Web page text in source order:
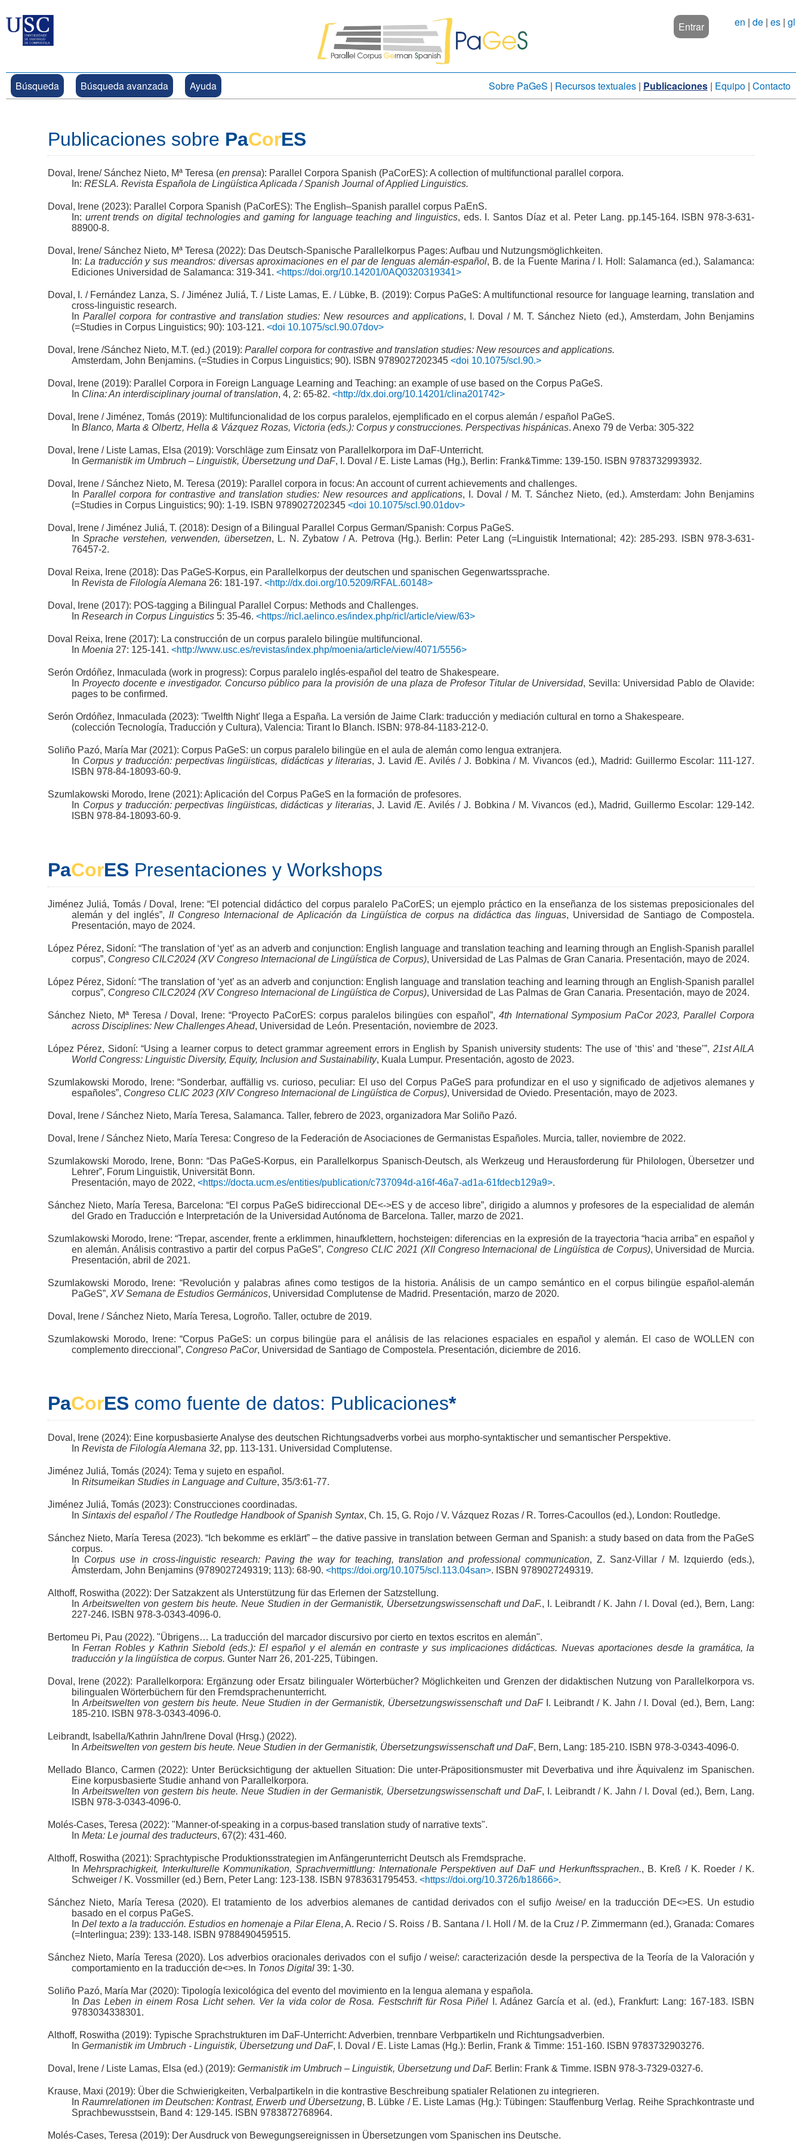
Entrar en | de| es| gl
Búsqueda Búsqueda avanzada Ayuda Sobre PaGeS | Recursos textuales| Publicaciones| Equipo| Contacto
Publicaciones sobre PaCorES
Doval, Irene/ Sánchez Nieto, Mª Teresa (en prensa): Parallel Corpora Spanish (PaCorES): A collection of multifunctional parallel corpora.
In: RESLA. Revista Española de Lingüística Aplicada / Spanish Journal of Applied Linguistics.
Doval, Irene (2023): Parallel Corpora Spanish (PaCorES): The English–Spanish parallel corpus PaEnS.
In: urrent trends on digital technologies and gaming for language teaching and linguistics, eds. I. Santos Díaz et al. Peter Lang. pp.145-164. ISBN 978-3-631-
88900-8.
Doval, Irene/ Sánchez Nieto, Mª Teresa (2022): Das Deutsch-Spanische Parallelkorpus Pages: Aufbau und Nutzungsmöglichkeiten.
In: La traducción y sus meandros: diversas aproximaciones en el par de lenguas alemán-español, B. de la Fuente Marina / I. Holl: Salamanca (ed.), Salamanca:
Ediciones Universidad de Salamanca: 319-341. <https://doi.org/10.14201/0AQ0320319341>
Doval, I. / Fernández Lanza, S. / Jiménez Juliá, T. / Liste Lamas, E. / Lübke, B. (2019): Corpus PaGeS: A multifunctional resource for language learning, translation and
cross-linguistic research.
InParallel corpora for contrastive and translation studies: New resources and applications, I. Doval / M. T. Sánchez Nieto (ed.), Amsterdam, John Benjamins
(=Studies in Corpus Linguistics; 90): 103-121. <doi 10.1075/scl.90.07dov>
Doval, Irene /Sánchez Nieto, M.T. (ed.) (2019): Parallel corpora for contrastive and translation studies: New resources and applications.
Amsterdam, John Benjamins. (=Studies in Corpus Linguistics; 90). ISBN 9789027202345 <doi 10.1075/scl.90.>
Doval, Irene (2019): Parallel Corpora in Foreign Language Learning and Teaching: an example of use based on the Corpus PaGeS.
In Clina: An interdisciplinary journal of translation, 4, 2: 65-82. <http://dx.doi.org/10.14201/clina201742>
Doval, Irene / Jiménez, Tomás (2019): Multifuncionalidad de los corpus paralelos, ejemplificado en el corpus alemán / español PaGeS.
In Blanco, Marta & Olbertz, Hella & Vázquez Rozas, Victoria (eds.): Corpus y construcciones. Perspectivas hispánicas. Anexo 79 de Verba: 305-322
Doval, Irene / Liste Lamas, Elsa (2019): Vorschläge zum Einsatz von Parallelkorpora im DaF-Unterricht.
In Germanistik im Umbruch – Linguistik, Übersetzung und DaF, I. Doval / E. Liste Lamas (Hg.), Berlin: Frank&Timme: 139-150. ISBN 9783732993932.
Doval, Irene / Sánchez Nieto, M. Teresa (2019): Parallel corpora in focus: An account of current achievements and challenges.
In Parallel corpora for contrastive and translation studies: New resources and applications, I. Doval / M. T. Sánchez Nieto, (ed.). Amsterdam: John Benjamins
(=Studies in Corpus Linguistics; 90): 1-19. ISBN 9789027202345 <doi 10.1075/scl.90.01dov>
Doval, Irene / Jiménez Juliá, T. (2018): Design of a Bilingual Parallel Corpus German/Spanish: Corpus PaGeS.
InSprache verstehen, verwenden, übersetzen, L. N. Zybatow / A. Petrova (Hg.). Berlin: Peter Lang (=Linguistik International; 42): 285-293. ISBN 978-3-631-
76457-2.
Doval Reixa, Irene (2018): Das PaGeS-Korpus, ein Parallelkorpus der deutschen und spanischen Gegenwartssprache.
In Revista de Filología Alemana 26: 181-197. <http://dx.doi.org/10.5209/RFAL.60148>
Doval, Irene (2017): POS-tagging a Bilingual Parallel Corpus: Methods and Challenges.
In Research in Corpus Linguistics 5: 35-46. <https://ricl.aelinco.es/index.php/ricl/article/view/63>
Doval Reixa, Irene (2017): La construcción de un corpus paralelo bilingüe multifuncional.
In Moenia 27: 125-141. <http://www.usc.es/revistas/index.php/moenia/article/view/4071/5556>
Serón Ordóñez, Inmaculada (work in progress): Corpus paralelo inglés-español del teatro de Shakespeare.
In Proyecto docente e investigador. Concurso público para la provisión de una plaza de Profesor Titular de Universidad, Sevilla: Universidad Pablo de Olavide:
pages to be confirmed.
Serón Ordóñez, Inmaculada (2023): 'Twelfth Night' llega a España. La versión de Jaime Clark: traducción y mediación cultural en torno a Shakespeare.
(colección Tecnología, Traducción y Cultura), Valencia: Tirant lo Blanch. ISBN: 978-84-1183-212-0.
Soliño Pazó, María Mar (2021): Corpus PaGeS: un corpus paralelo bilingüe en el aula de alemán como lengua extranjera.
In Corpus y traducción: perpectivas lingüisticas, didácticas y literarias, J. Lavid /E. Avilés / J. Bobkina / M. Vivancos (ed.), Madrid: Guillermo Escolar: 111-127.
ISBN 978-84-18093-60-9.
Szumlakowski Morodo, Irene (2021): Aplicación del Corpus PaGeS en la formación de profesores.
In Corpus y traducción: perpectivas lingüisticas, didácticas y literarias, J. Lavid /E. Avilés / J. Bobkina / M. Vivancos (ed.), Madrid, Guillermo Escolar: 129-142.
ISBN 978-84-18093-60-9.
PaCorES Presentaciones y Workshops
Jiménez Juliá, Tomás / Doval, Irene: “El potencial didáctico del corpus paralelo PaCorES; un ejemplo práctico en la enseñanza de los sistemas preposicionales del
alemán y del inglés”, II Congreso Internacional de Aplicación da Lingüística de corpus na didáctica das linguas, Universidad de Santiago de Compostela.
Presentación, mayo de 2024.
López Pérez, Sidoní: “The translation of ‘yet’ as an adverb and conjunction: English language and translation teaching and learning through an English-Spanish parallel
corpus”, Congreso CILC2024 (XV Congreso Internacional de Lingüística de Corpus), Universidad de Las Palmas de Gran Canaria. Presentación, mayo de 2024.
López Pérez, Sidoní: “The translation of ‘yet’ as an adverb and conjunction: English language and translation teaching and learning through an English-Spanish parallel
corpus”, Congreso CILC2024 (XV Congreso Internacional de Lingüística de Corpus), Universidad de Las Palmas de Gran Canaria. Presentación, mayo de 2024.
Sánchez Nieto, Mª Teresa / Doval, Irene: “Proyecto PaCorES: corpus paralelos bilingües con español”, 4th International Symposium PaCor 2023, Parallel Corpora
across Disciplines: New Challenges Ahead, Universidad de León. Presentación, noviembre de 2023.
López Pérez, Sidoní: “Using a learner corpus to detect grammar agreement errors in English by Spanish university students: The use of ‘this’ and ‘these’”, 21st AILA
World Congress: Linguistic Diversity, Equity, Inclusion and Sustainability, Kuala Lumpur. Presentación, agosto de 2023.
Szumlakowski Morodo, Irene: “Sonderbar, auffällig vs. curioso, peculiar: El uso del Corpus PaGeS para profundizar en el uso y significado de adjetivos alemanes y
españoles”, Congreso CLIC 2023 (XIV Congreso Internacional de Lingüística de Corpus), Universidad de Oviedo. Presentación, mayo de 2023.
Doval, Irene / Sánchez Nieto, María Teresa, Salamanca. Taller, febrero de 2023, organizadora Mar Soliño Pazó.
Doval, Irene / Sánchez Nieto, María Teresa: Congreso de la Federación de Asociaciones de Germanistas Españoles. Murcia, taller, noviembre de 2022.
Szumlakowski Morodo, Irene, Bonn: “Das PaGeS-Korpus, ein Parallelkorpus Spanisch-Deutsch, als Werkzeug und Herausforderung für Philologen, Übersetzer und
Lehrer”, Forum Linguistik, Universität Bonn.
Presentación, mayo de 2022, <https://docta.ucm.es/entities/publication/c737094d-a16f-46a7-ad1a-61fdecb129a9>.
Sánchez Nieto, María Teresa, Barcelona: “El corpus PaGeS bidireccional DE<->ES y de acceso libre”, dirigido a alumnos y profesores de la especialidad de alemán
del Grado en Traducción e Interpretación de la Universidad Autónoma de Barcelona. Taller, marzo de 2021.
Szumlakowski Morodo, Irene: “Trepar, ascender, frente a erklimmen, hinaufklettern, hochsteigen: diferencias en la expresión de la trayectoria “hacia arriba” en español y
en alemán. Análisis contrastivo a partir del corpus PaGeS”, Congreso CLIC 2021 (XII Congreso Internacional de Lingüística de Corpus), Universidad de Murcia.
Presentación, abril de 2021.
Szumlakowski Morodo, Irene: “Revolución y palabras afines como testigos de la historia. Análisis de un campo semántico en el corpus bilingüe español-alemán
PaGeS”, XV Semana de Estudios Germánicos, Universidad Complutense de Madrid. Presentación, marzo de 2020.
Doval, Irene / Sánchez Nieto, María Teresa, Logroño. Taller, octubre de 2019.
Szumlakowski Morodo, Irene: “Corpus PaGeS: un corpus bilingüe para el análisis de las relaciones espaciales en español y alemán. El caso de WOLLEN con
complemento direccional”, Congreso PaCor, Universidad de Santiago de Compostela. Presentación, diciembre de 2016.
PaCorES como fuente de datos: Publicaciones*
Doval, Irene (2024): Eine korpusbasierte Analyse des deutschen Richtungsadverbs vorbei aus morpho-syntaktischer und semantischer Perspektive.
In Revista de Filología Alemana 32, pp. 113-131. Universidad Complutense.
Jiménez Juliá, Tomás (2024): Tema y sujeto en español.
In Ritsumeikan Studies in Language and Culture, 35/3:61-77.
Jiménez Juliá, Tomás (2023): Construcciones coordinadas.
In Sintaxis del español / The Routledge Handbook of Spanish Syntax, Ch. 15, G. Rojo / V. Vázquez Rozas / R. Torres-Cacoullos (ed.), London: Routledge.
Sánchez Nieto, María Teresa (2023). “Ich bekomme es erklärt” – the dative passive in translation between German and Spanish: a study based on data from the PaGeS
corpus.
In Corpus use in cross-linguistic research: Paving the way for teaching, translation and professional communication, Z. Sanz-Villar / M. Izquierdo (eds.),
Ámsterdam, John Benjamins (9789027249319; 113): 68-90. <https://doi.org/10.1075/scl.113.04san>. ISBN 9789027249319.
Althoff, Roswitha (2022): Der Satzakzent als Unterstützung für das Erlernen der Satzstellung.
In Arbeitswelten von gestern bis heute. Neue Studien in der Germanistik, Übersetzungswissenschaft und DaF., I. Leibrandt / K. Jahn / I. Doval (ed.), Bern, Lang:
227-246. ISBN 978-3-0343-4096-0.
Bertomeu Pi, Pau (2022). "Übrigens… La traducción del marcador discursivo por cierto en textos escritos en alemán".
InFerran Robles y Kathrin Siebold (eds.): El español y el alemán en contraste y sus implicaciones didácticas. Nuevas aportaciones desde la gramática, la
traducción y la lingüística de corpus. Gunter Narr 26, 201-225, Tübingen.
Doval, Irene (2022): Parallelkorpora: Ergänzung oder Ersatz bilingualer Wörterbücher? Möglichkeiten und Grenzen der didaktischen Nutzung von Parallelkorpora vs.
bilingualen Wörterbüchern für den Fremdsprachenunterricht.
InArbeitswelten von gestern bis heute. Neue Studien in der Germanistik, Übersetzungswissenschaft und DaFI. Leibrandt / K. Jahn / I. Doval (ed.), Bern, Lang:
185-210. ISBN 978-3-0343-4096-0.
Leibrandt, Isabella/Kathrin Jahn/Irene Doval (Hrsg.) (2022).
In Arbeitswelten von gestern bis heute. Neue Studien in der Germanistik, Übersetzungswissenschaft und DaF, Bern, Lang: 185-210. ISBN 978-3-0343-4096-0.
Mellado Blanco, Carmen (2022): Unter Berücksichtigung der aktuellen Situation: Die unter-Präpositionsmuster mit Deverbativa und ihre Äquivalenz im Spanischen.
Eine korpusbasierte Studie anhand von Parallelkorpora.
InArbeitswelten von gestern bis heute. Neue Studien in der Germanistik, Übersetzungswissenschaft und DaF, I. Leibrandt / K. Jahn / I. Doval (ed.), Bern, Lang.
ISBN 978-3-0343-4096-0.
Molés-Cases, Teresa (2022): "Manner-of-speaking in a corpus-based translation study of narrative texts".
In Meta: Le journal des traducteurs, 67(2): 431-460.
Althoff, Roswitha (2021): Sprachtypische Produktionsstrategien im Anfängerunterricht Deutsch als Fremdsprache.
InMehrsprachigkeit, Interkulturelle Kommunikation, Sprachvermittlung: Internationale Perspektiven auf DaF und Herkunftssprachen., B. Kreß / K. Roeder / K.
Schweiger / K. Vossmiller (ed.) Bern, Peter Lang: 123-138. ISBN 9783631795453. <https://doi.org/10.3726/b18666>.
Sánchez Nieto, María Teresa (2020). El tratamiento de los adverbios alemanes de cantidad derivados con el sufijo /weise/ en la traducción DE<>ES. Un estudio
basado en el corpus PaGeS.
InDel texto a la traducción. Estudios en homenaje a Pilar Elena, A. Recio / S. Roiss / B. Santana / I. Holl / M. de la Cruz / P. Zimmermann (ed.), Granada: Comares
(=Interlingua; 239): 133-148. ISBN 9788490459515.
Sánchez Nieto, María Teresa (2020). Los adverbios oracionales derivados con el sufijo / weise/: caracterización desde la perspectiva de la Teoría de la Valoración y
comportamiento en la traducción de<>es. In Tonos Digital 39: 1-30.
Soliño Pazó, María Mar (2020): Tipología lexicológica del evento del movimiento en la lengua alemana y española.
InDas Leben in einem Rosa Licht sehen. Ver la vida color de Rosa. Festschrift für Rosa Piñel I. Adánez García et al. (ed.), Frankfurt: Lang: 167-183. ISBN
9783034338301.
Althoff, Roswitha (2019): Typische Sprachstrukturen im DaF-Unterricht: Adverbien, trennbare Verbpartikeln und Richtungsadverbien.
In Germanistik im Umbruch - Linguistik, Übersetzung und DaF, I. Doval / E. Liste Lamas (Hg.): Berlin, Frank & Timme: 151-160. ISBN 9783732903276.
Doval, Irene / Liste Lamas, Elsa (ed.) (2019): Germanistik im Umbruch – Linguistik, Übersetzung und DaF. Berlin: Frank & Timme. ISBN 978-3-7329-0327-6.
Krause, Maxi (2019): Über die Schwierigkeiten, Verbalpartikeln in die kontrastive Beschreibung spatialer Relationen zu integrieren.
InRaumrelationen im Deutschen: Kontrast, Erwerb und Übersetzung, B. Lübke / E. Liste Lamas (Hg.): Tübingen: Stauffenburg Verlag. Reihe Sprachkontraste und
Sprachbewusstsein, Band 4: 129-145. ISBN 9783872768964.
Molés-Cases, Teresa (2019): Der Ausdruck von Bewegungsereignissen in Übersetzungen vom Spanischen ins Deutsche.